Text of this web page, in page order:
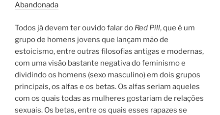
Abandonada
Todos já devem ter ouvido falar do Red Pill, que é um
grupo de homens jovens que lançam mão de
estoicismo, entre outras filosofias antigas e modernas,
com uma visão bastante negativa do feminismo e
dividindo os homens (sexo masculino) em dois grupos
principais, os alfas e os betas. Os alfas seriam aqueles
com os quais todas as mulheres gostariam de relações
sexuais. Os betas, entre os quais esses rapazes se